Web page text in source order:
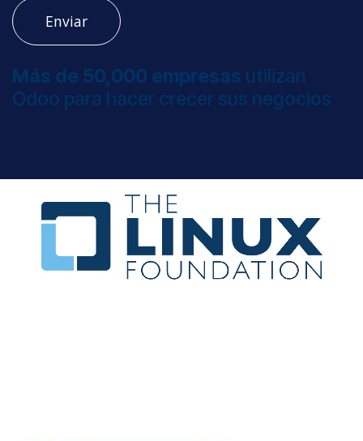
Enviar
Más de 50,000 empresas utilizan
Odoo para hacer crecer sus negocios